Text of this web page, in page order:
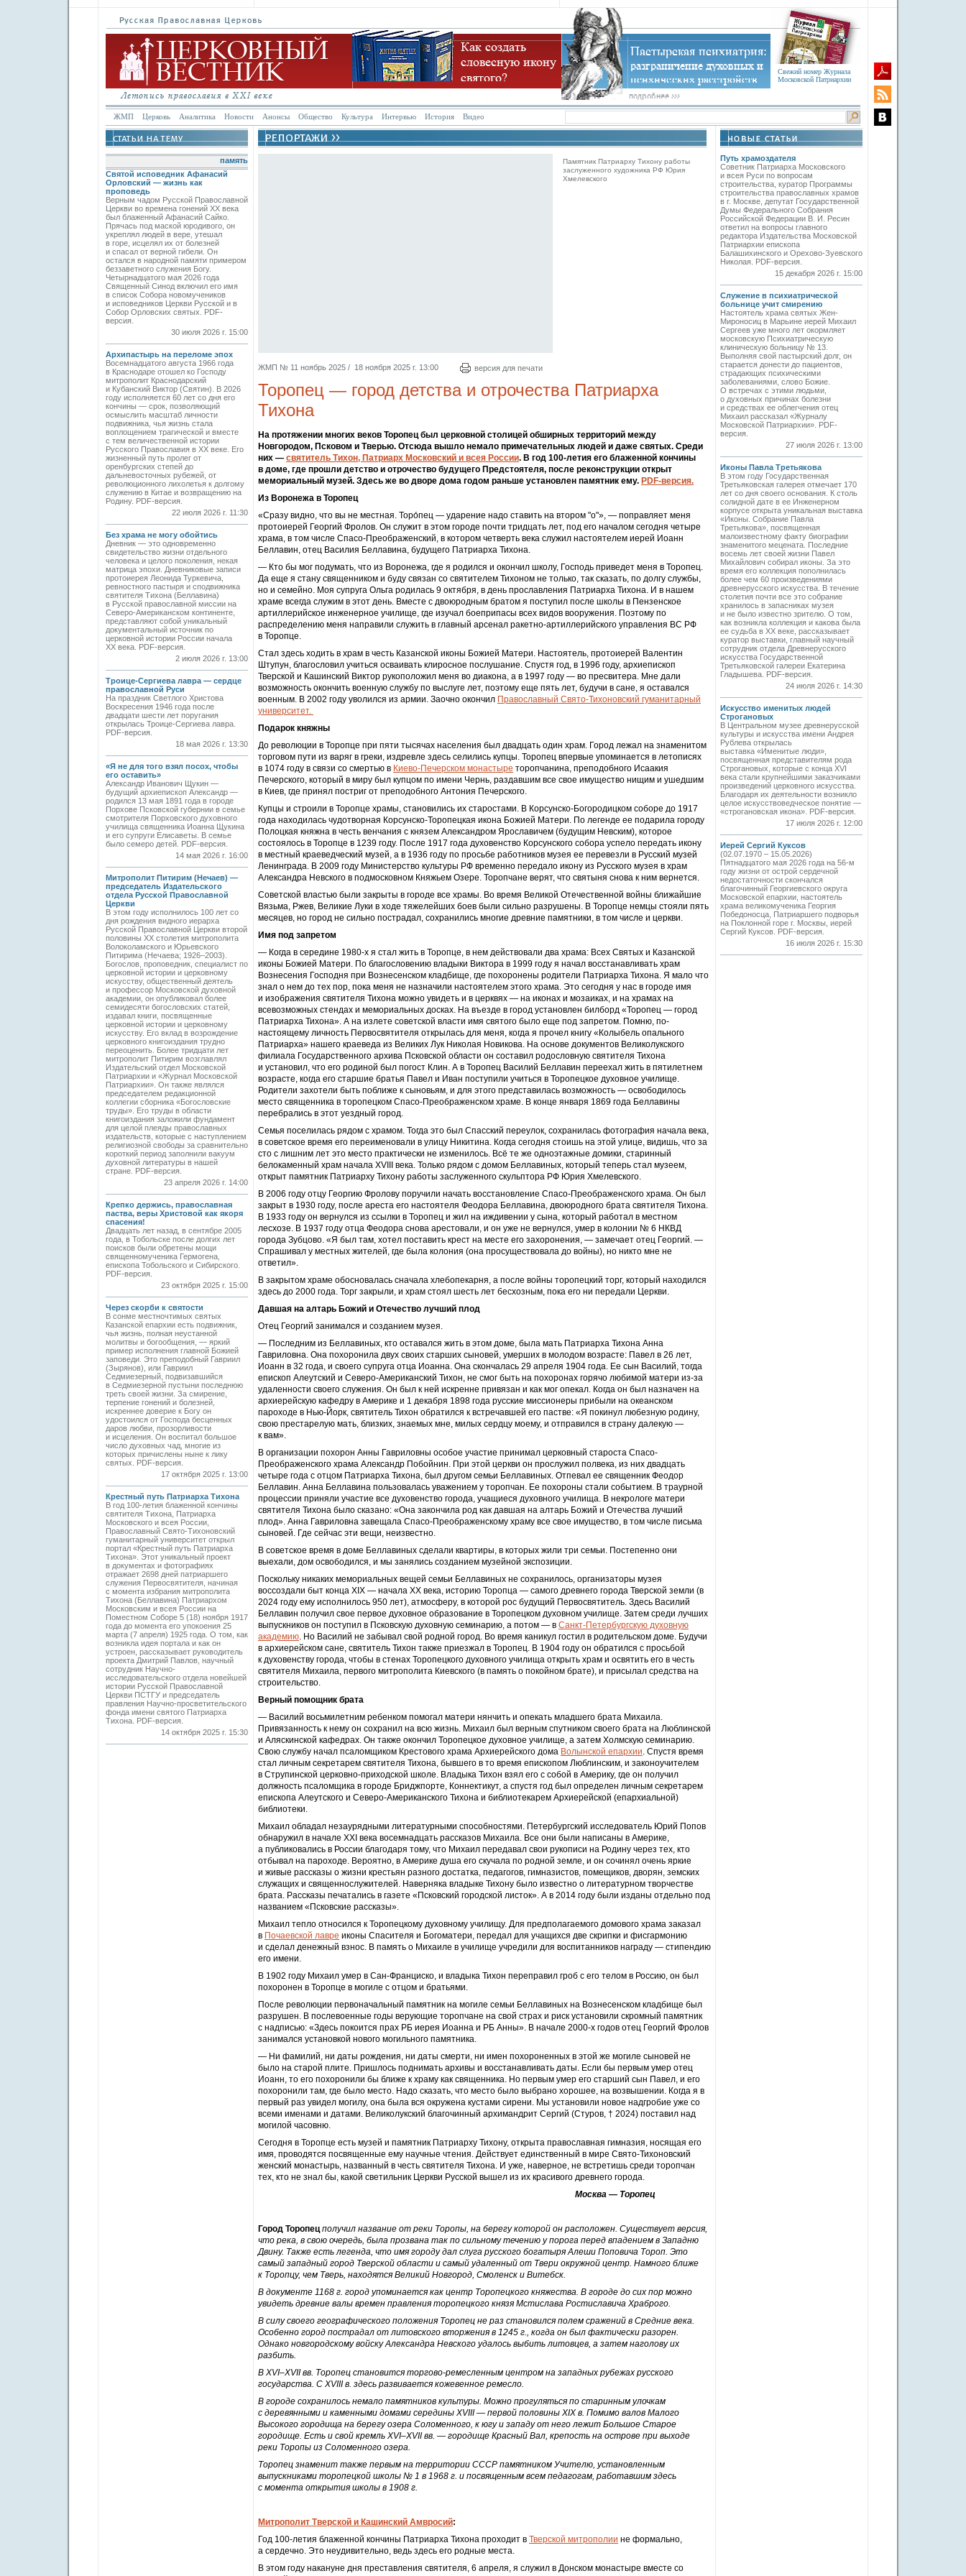
Свежий номер Журнала
Московской Патриархии
ЖМП Церковь Аналитика Новости Анонсы Общество Культура Интервью История Видео
память
Святой исповедник Афанасий
Орловский — жизнь как
проповедь
Верным чадом Русской Православной
Церкви во времена гонений XX века
был блаженный Афанасий Сайко.
Прячась под маской юродивого, он
укреплял людей в вере, утешал
в горе, исцелял их от болезней
и спасал от верной гибели. Он
остался в народной памяти примером
беззаветного служения Богу.
Четырнадцатого мая 2026 года
Священный Синод включил его имя
в список Собора новомучеников
и исповедников Церкви Русской и в
Собор Орловских святых. PDF-
версия.
30 июля 2026 г. 15:00
Архипастырь на переломе эпох
Восемнадцатого августа 1966 года
в Краснодаре отошел ко Господу
митрополит Краснодарский
и Кубанский Виктор (Святин). В 2026
году исполняется 60 лет со дня его
кончины — срок, позволяющий
осмыслить масштаб личности
подвижника, чья жизнь стала
воплощением трагической и вместе
с тем величественной истории
Русского Православия в XX веке. Его
жизненный путь пролег от
оренбургских степей до
дальневосточных рубежей, от
революционного лихолетья к долгому
служению в Китае и возвращению на
Родину. PDF-версия.
22 июля 2026 г. 11:30
Без храма не могу обойтись
Дневник — это одновременно
свидетельство жизни отдельного
человека и целого поколения, некая
матрица эпохи. Дневниковые записи
протоиерея Леонида Туркевича,
ревностного пастыря и сподвижника
святителя Тихона (Беллавина)
в Русской православной миссии на
Северо-Американском континенте,
представляют собой уникальный
документальный источник по
церковной истории России начала
ХХ века. PDF-версия.
2 июля 2026 г. 13:00
Троице-Сергиева лавра — сердце
православной Руси
На праздник Светлого Христова
Воскресения 1946 года после
двадцати шести лет поругания
открылась Троице-Сергиева лавра.
PDF-версия.
18 мая 2026 г. 13:30
«Я не для того взял посох, чтобы
его оставить»
Александр Иванович Щукин —
будущий архиепископ Александр —
родился 13 мая 1891 года в городе
Порхове Псковской губернии в семье
смотрителя Порховского духовного
училища священника Иоанна Щукина
и его супруги Елисаветы. В семье
было семеро детей. PDF-версия.
14 мая 2026 г. 16:00
Митрополит Питирим (Нечаев) —
председатель Издательского
отдела Русской Православной
Церкви
В этом году исполнилось 100 лет со
дня рождения видного иерарха
Русской Православной Церкви второй
половины XX столетия митрополита
Волоколамского и Юрьевского
Питирима (Нечаева; 1926–2003).
Богослов, проповедник, специалист по
церковной истории и церковному
искусству, общественный деятель
и профессор Московской духовной
академии, он опубликовал более
семидесяти богословских статей,
издавал книги, посвященные
церковной истории и церковному
искусству. Его вклад в возрождение
церковного книгоиздания трудно
переоценить. Более тридцати лет
митрополит Питирим возглавлял
Издательский отдел Московской
Патриархии и «Журнал Московской
Патриархии». Он также являлся
председателем редакционной
коллегии сборника «Богословские
труды». Его труды в области
книгоиздания заложили фундамент
для целой плеяды православных
издательств, которые с наступлением
религиозной свободы за сравнительно
короткий период заполнили вакуум
духовной литературы в нашей
стране. PDF-версия.
23 апреля 2026 г. 14:00
Крепко держись, православная
паства, веры Христовой как якоря
спасения!
Двадцать лет назад, в сентябре 2005
года, в Тобольске после долгих лет
поисков были обретены мощи
священномученика Гермогена,
епископа Тобольского и Сибирского.
PDF-версия.
23 октября 2025 г. 15:00
Через скорби к святости
В сонме местночтимых святых
Казанской епархии есть подвижник,
чья жизнь, полная неустанной
молитвы и богообщения, — яркий
пример исполнения главной Божией
заповеди. Это преподобный Гавриил
(Зырянов), или Гавриил
Седмиезерный, подвизавшийся
в Седмиезерной пустыни последнюю
треть своей жизни. За смирение,
терпение гонений и болезней,
искреннее доверие к Богу он
удостоился от Господа бесценных
даров любви, прозорливости
и исцеления. Он воспитал большое
число духовных чад, многие из
которых причислены ныне к лику
святых. PDF-версия.
17 октября 2025 г. 13:00
Крестный путь Патриарха Тихона
В год 100-летия блаженной кончины
святителя Тихона, Патриарха
Московского и всея России,
Православный Свято-Тихоновский
гуманитарный университет открыл
портал «Крестный путь Патриарха
Тихона». Этот уникальный проект
в документах и фотографиях
отражает 2698 дней патриаршего
служения Первосвятителя, начиная
с момента избрания митрополита
Тихона (Беллавина) Патриархом
Московским и всея России на
Поместном Соборе 5 (18) ноября 1917
года до момента его упокоения 25
марта (7 апреля) 1925 года. О том, как
возникла идея портала и как он
устроен, рассказывает руководитель
проекта Дмитрий Павлов, научный
сотрудник Научно-
исследовательского отдела новейшей
истории Русской Православной
Церкви ПСТГУ и председатель
правления Научно-просветительского
фонда имени святого Патриарха
Тихона. PDF-версия.
14 октября 2025 г. 15:30
Памятник Патриарху Тихону работы
заслуженного художника РФ Юрия
Хмелевского
ЖМП № 11 ноябрь 2025 / 18 ноября 2025 г. 13:00 версия для печати
Торопец — город детства и отрочества Патриарха
Тихона
На протяжении многих веков Торопец был церковной столицей обширных территорий между
Новгородом, Псковом и Тверью. Отсюда вышло немало примечательных людей и даже святых. Среди
них — святитель Тихон, Патриарх Московский и всея России. В год 100-летия его блаженной кончины
в доме, где прошли детство и отрочество будущего Предстоятеля, после реконструкции открыт
мемориальный музей. Здесь же во дворе дома годом раньше установлен памятник ему. PDF-версия.
Из Воронежа в Торопец
«Сразу видно, что вы не местная. Торо́пец — ударение надо ставить на втором "о"», — поправляет меня
протоиерей Георгий Фролов. Он служит в этом городе почти тридцать лет, под его началом сегодня четыре
храма, в том числе Спасо-Преображенский, в котором четверть века служил настоятелем иерей Иоанн
Беллавин, отец Василия Беллавина, будущего Патриарха Тихона.
— Кто бы мог подумать, что из Воронежа, где я родился и окончил школу, Господь приведет меня в Торопец.
Да еще я стану священником и буду связан со святителем Тихоном не только, так сказать, по долгу службы,
но и семейно. Моя супруга Ольга родилась 9 октября, в день прославления Патриарха Тихона. И в нашем
храме всегда служим в этот день. Вместе с двоюродным братом я поступил после школы в Пензенское
артиллерийское инженерное училище, где изучал боеприпасы всех видов вооружения. Поэтому по
распределению меня направили служить в главный арсенал ракетно-артиллерийского управления ВС РФ
в Торопце.
Стал здесь ходить в храм в честь Казанской иконы Божией Матери. Настоятель, протоиерей Валентин
Штупун, благословил учиться осваивать клиросное послушание. Спустя год, в 1996 году, архиепископ
Тверской и Кашинский Виктор рукоположил меня во диакона, а в 1997 году — во пресвитера. Мне дали
возможность окончить военную службу по выслуге лет, поэтому еще пять лет, будучи в сане, я оставался
военным. В 2002 году уволился из армии. Заочно окончил Православный Свято-Тихоновский гуманитарный
университет.
Подарок княжны
До революции в Торопце при пяти тысячах населения был двадцать один храм. Город лежал на знаменитом
торговом пути из варяг в греки, издревле здесь селились купцы. Торопец впервые упоминается в летописях
в 1074 году в связи со смертью в Киево-Печерском монастыре торопчанина, преподобного Исаакия
Печерского, который в миру был купцом по имени Чернь, раздавшим все свое имущество нищим и ушедшим
в Киев, где принял постриг от преподобного Антония Печерского.
Купцы и строили в Торопце храмы, становились их старостами. В Корсунско-Богородицком соборе до 1917
года находилась чудотворная Корсунско-Торопецкая икона Божией Матери. По легенде ее подарила городу
Полоцкая княжна в честь венчания с князем Александром Ярославичем (будущим Невским), которое
состоялось в Торопце в 1239 году. После 1917 года духовенство Корсунского собора успело передать икону
в местный краеведческий музей, а в 1936 году по просьбе работников музея ее перевезли в Русский музей
Ленинграда. В 2009 году Министерство культуры РФ временно передало икону из Русского музея в храм
Александра Невского в подмосковном Княжьем Озере. Торопчане верят, что святыня снова к ним вернется.
Советской властью были закрыты в городе все храмы. Во время Великой Отечественной войны ближайшие
Вязьма, Ржев, Великие Луки в ходе тяжелейших боев были сильно разрушены. В Торопце немцы стояли пять
месяцев, но город не сильно пострадал, сохранились многие древние памятники, в том числе и церкви.
Имя под запретом
— Когда в середине 1980-х я стал жить в Торопце, в нем действовали два храма: Всех Святых и Казанской
иконы Божией Матери. По благословению владыки Виктора в 1999 году я начал восстанавливать храм
Вознесения Господня при Вознесенском кладбище, где похоронены родители Патриарха Тихона. Я мало что
знал о нем до тех пор, пока меня не назначили настоятелем этого храма. Это сегодня у нас в городе имя
и изображения святителя Тихона можно увидеть и в церквях — на иконах и мозаиках, и на храмах на
всевозможных стендах и мемориальных досках. На въезде в город установлен билборд «Торопец — город
Патриарха Тихона». А на излете советской власти имя святого было еще под запретом. Помню, по-
настоящему личность Первосвятителя открылась для меня, когда я прочел книгу «Колыбель опального
Патриарха» нашего краеведа из Великих Лук Николая Новикова. На основе документов Великолукского
филиала Государственного архива Псковской области он составил родословную святителя Тихона
и установил, что его родиной был погост Клин. А в Торопец Василий Беллавин переехал жить в пятилетнем
возрасте, когда его старшие братья Павел и Иван поступили учиться в Торопецкое духовное училище.
Родители захотели быть поближе к сыновьям, и для этого представилась возможность — освободилось
место священника в торопецком Спасо-Преображенском храме. В конце января 1869 года Беллавины
перебрались в этот уездный город.
Семья поселилась рядом с храмом. Тогда это был Спасский переулок, сохранилась фотография начала века,
в советское время его переименовали в улицу Никитина. Когда сегодня стоишь на этой улице, видишь, что за
сто с лишним лет это место практически не изменилось. Всё те же одноэтажные домики, старинный
белокаменный храм начала XVIII века. Только рядом с домом Беллавиных, который теперь стал музеем,
открыт памятник Патриарху Тихону работы заслуженного скульптора РФ Юрия Хмелевского.
В 2006 году отцу Георгию Фролову поручили начать восстановление Спасо-Преображенского храма. Он был
закрыт в 1930 году, после ареста его настоятеля Феодора Беллавина, двоюродного брата святителя Тихона.
В 1933 году он вернулся из ссылки в Торопец и жил на иждивении у сына, который работал в местном
лесхозе. В 1937 году отца Феодора снова арестовали, и он уже не вернулся, умер в колонии № 6 НКВД
города Зубцово. «Я был там, хотел поставить крест на месте его захоронения, — замечает отец Георгий. —
Спрашивал у местных жителей, где была колония (она просуществовала до войны), но никто мне не
ответил».
В закрытом храме обосновалась сначала хлебопекарня, а после войны торопецкий торг, который находился
здесь до 2000 года. Торг закрыли, и храм стоял шесть лет бесхозным, пока его ни передали Церкви.
Давшая на алтарь Божий и Отечество лучший плод
Отец Георгий занимался и созданием музея.
— Последним из Беллавиных, кто оставался жить в этом доме, была мать Патриарха Тихона Анна
Гавриловна. Она похоронила двух своих старших сыновей, умерших в молодом возрасте: Павел в 26 лет,
Иоанн в 32 года, и своего супруга отца Иоанна. Она скончалась 29 апреля 1904 года. Ее сын Василий, тогда
епископ Алеутский и Северо-Американский Тихон, не смог быть на похоронах горячо любимой матери из-за
удаленности своего служения. Он был к ней искренне привязан и как мог опекал. Когда он был назначен на
архиерейскую кафедру в Америке и 1 декабря 1898 года русские миссионеры прибыли на океанском
пароходе в Нью-Йорк, святитель Тихон обратился к встречавшей его пастве: «Я покинул любезную родину,
свою престарелую мать, близких, знаемых мне, милых сердцу моему, и отправился в страну далекую —
к вам».
В организации похорон Анны Гавриловны особое участие принимал церковный староста Спасо-
Преображенского храма Александр Побойнин. При этой церкви он прослужил полвека, из них двадцать
четыре года с отцом Патриарха Тихона, был другом семьи Беллавиных. Отпевал ее священник Феодор
Беллавин. Анна Беллавина пользовалась уважением у торопчан. Ее похороны стали событием. В траурной
процессии приняли участие все духовенство города, учащиеся духовного училища. В некрологе матери
святителя Тихона было сказано: «Она закончила род как давшая на алтарь Божий и Отечества лучший
плод». Анна Гавриловна завещала Спасо-Преображенскому храму все свое имущество, в том числе письма
сыновей. Где сейчас эти вещи, неизвестно.
В советское время в доме Беллавиных сделали квартиры, в которых жили три семьи. Постепенно они
выехали, дом освободился, и мы занялись созданием музейной экспозиции.
Поскольку никаких мемориальных вещей семьи Беллавиных не сохранилось, организаторы музея
воссоздали быт конца ХIХ — начала ХХ века, историю Торопца — самого древнего города Тверской земли (в
2024 году ему исполнилось 950 лет), атмосферу, в которой рос будущий Первосвятитель. Здесь Василий
Беллавин получил свое первое духовное образование в Торопецком духовном училище. Затем среди лучших
выпускников он поступил в Псковскую духовную семинарию, а потом — в Санкт-Петербургскую духовную
академию. Но Василий не забывал свой родной город. Во время каникул гостил в родительском доме. Будучи
в архиерейском сане, святитель Тихон также приезжал в Торопец. В 1904 году он обратился с просьбой
к духовенству города, чтобы в стенах Торопецкого духовного училища открыть храм и освятить его в честь
святителя Михаила, первого митрополита Киевского (в память о покойном брате), и присылал средства на
строительство.
Верный помощник брата
— Василий восьмилетним ребенком помогал матери нянчить и опекать младшего брата Михаила.
Привязанность к нему он сохранил на всю жизнь. Михаил был верным спутником своего брата на Люблинской
и Аляскинской кафедрах. Он также окончил Торопецкое духовное училище, а затем Холмскую семинарию.
Свою службу начал псаломщиком Крестового храма Архиерейского дома Волынской епархии. Спустя время
стал личным секретарем святителя Тихона, бывшего в то время епископом Люблинским, и законоучителем
в Струпинской церковно-приходской школе. Владыка Тихон взял его с собой в Америку, где он получил
должность псаломщика в городе Бриджпорте, Коннектикут, а спустя год был определен личным секретарем
епископа Алеутского и Северо-Американского Тихона и библиотекарем Архиерейской (епархиальной)
библиотеки.
Михаил обладал незаурядными литературными способностями. Петербургский исследователь Юрий Попов
обнаружил в начале ХХI века восемнадцать рассказов Михаила. Все они были написаны в Америке,
а публиковались в России благодаря тому, что Михаил передавал свои рукописи на Родину через тех, кто
отбывал на пароходе. Вероятно, в Америке душа его скучала по родной земле, и он сочинял очень яркие
и живые рассказы о жизни крестьян разного достатка, педагогов, гимназистов, помещиков, дворян, земских
служащих и священнослужителей. Наверняка владыке Тихону было известно о литературном творчестве
брата. Рассказы печатались в газете «Псковский городской листок». А в 2014 году были изданы отдельно под
названием «Псковские рассказы».
Михаил тепло относился к Торопецкому духовному училищу. Для предполагаемого домового храма заказал
в Почаевской лавре иконы Спасителя и Богоматери, передал для учащихся две скрипки и фисгармонию
и сделал денежный взнос. В память о Михаиле в училище учредили для воспитанников награду — стипендию
его имени.
В 1902 году Михаил умер в Сан-Франциско, и владыка Тихон переправил гроб с его телом в Россию, он был
похоронен в Торопце в могиле с отцом и братьями.
После революции первоначальный памятник на могиле семьи Беллавиных на Вознесенском кладбище был
разрушен. В послевоенные годы верующие торопчане на свой страх и риск установили скромный памятник
с надписью: «Здесь покоится прах РБ иерея Иоанна и РБ Анны». В начале 2000-х годов отец Георгий Фролов
занимался установкой нового могильного памятника.
— Ни фамилий, ни даты рождения, ни даты смерти, ни имен похороненных в этой же могиле сыновей не
было на старой плите. Пришлось поднимать архивы и восстанавливать даты. Если бы первым умер отец
Иоанн, то его похоронили бы ближе к храму как священника. Но первым умер его старший сын Павел, и его
похоронили там, где было место. Надо сказать, что место было выбрано хорошее, на возвышении. Когда я в
первый раз увидел могилу, она была вся окружена кустами сирени. Мы установили новое надгробие уже со
всеми именами и датами. Великолукский благочинный архимандрит Сергий (Стуров, † 2024) поставил над
могилой часовню.
Сегодня в Торопце есть музей и памятник Патриарху Тихону, открыта православная гимназия, носящая его
имя, проводятся посвященные ему научные чтения. Действует единственный в мире Свято-Тихоновский
женский монастырь, названный в честь святителя Тихона. И уже, наверное, не встретишь среди торопчан
тех, кто не знал бы, какой светильник Церкви Русской вышел из их красивого древнего города.
Москва — Торопец
Город Торопец получил название от реки Торопы, на берегу которой он расположен. Существует версия,
что река, в свою очередь, была прозвана так по сильному течению у порога перед впадением в Западню
Двину. Также есть легенда, что имя городу дал слуга русского богатыря Алеши Поповича Тороп. Это
самый западный город Тверской области и самый удаленный от Твери окружной центр. Намного ближе
к Торопцу, чем Тверь, находятся Великий Новгород, Смоленск и Витебск.
В документе 1168 г. город упоминается как центр Торопецкого княжества. В городе до сих пор можно
увидеть древние валы времен правления торопецкого князя Мстислава Ростиславича Храброго.
В силу своего географического положения Торопец не раз становился полем сражений в Средние века.
Особенно город пострадал от литовского вторжения в 1245 г., когда он был фактически разорен.
Однако новгородскому войску Александра Невского удалось выбить литовцев, а затем наголову их
разбить.
В XVI–XVIIвв. Торопец становится торгово-ремесленным центром на западных рубежах русского
государства. С XVIIIв. здесь развивается кожевенное ремесло.
В городе сохранилось немало памятников культуры. Можно прогуляться по старинным улочкам
с деревянными и каменными домами середины XVIII — первой половины XIX в. Помимо валов Малого
Высокого городища на берегу озера Соломенного, к югу и западу от него лежит Большое Старое
городище. Есть и свой кремль XVI–XVIIвв. — городище Красный Вал, крепость на острове при выходе
реки Торопы из Соломенного озера.
Торопец знаменит также первым на территории СССР памятником Учителю, установленным
выпускниками торопецкой школы № 1 в 1968 г. и посвященным всем педагогам, работавшим здесь
с момента открытия школы в 1908 г.
Митрополит Тверской и Кашинский Амвросий:
Год 100-летия блаженной кончины Патриарха Тихона проходит в Тверской митрополии не формально,
а сердечно. Это неудивительно, ведь здесь его родные места.
В этом году накануне дня преставления святителя, 6 апреля, я служил в Донском монастыре вместе со
Путь храмоздателя
Советник Патриарха Московского
и всея Руси по вопросам
строительства, куратор Программы
строительства православных храмов
в г. Москве, депутат Государственной
Думы Федерального Собрания
Российской Федерации В. И. Ресин
ответил на вопросы главного
редактора Издательства Московской
Патриархии епископа
Балашихинского и Орехово-Зуевского
Николая. PDF-версия.
15 декабря 2026 г. 15:00
Служение в психиатрической
больнице учит смирению
Настоятель храма святых Жен-
Мироносиц в Марьине иерей Михаил
Сергеев уже много лет окормляет
московскую Психиатрическую
клиническую больницу № 13.
Выполняя свой пастырский долг, он
старается донести до пациентов,
страдающих психическими
заболеваниями, слово Божие.
О встречах с этими людьми,
о духовных причинах болезни
и средствах ее облегчения отец
Михаил рассказал «Журналу
Московской Патриархии». PDF-
версия.
27 июля 2026 г. 13:00
Иконы Павла Третьякова
В этом году Государственная
Третьяковская галерея отмечает 170
лет со дня своего основания. К столь
солидной дате в ее Инженерном
корпусе открыта уникальная выставка
«Иконы. Собрание Павла
Третьякова», посвященная
малоизвестному факту биографии
знаменитого мецената. Последние
восемь лет своей жизни Павел
Михайлович собирал иконы. За это
время его коллекция пополнилась
более чем 60 произведениями
древнерусского искусства. В течение
столетия почти все это собрание
хранилось в запасниках музея
и не было известно зрителю. О том,
как возникла коллекция и какова была
ее судьба в ХХ веке, рассказывает
куратор выставки, главный научный
сотрудник отдела Древнерусского
искусства Государственной
Третьяковской галереи Екатерина
Гладышева. PDF-версия.
24 июля 2026 г. 14:30
Искусство именитых людей
Строгановых
В Центральном музее древнерусской
культуры и искусства имени Андрея
Рублева открылась
выставка «Именитые люди»,
посвященная представителям рода
Строгановых, которые с конца XVI
века стали крупнейшими заказчиками
произведений церковного искусства.
Благодаря их деятельности возникло
целое искусствоведческое понятие —
«строгановская икона». PDF-версия.
17 июля 2026 г. 12:00
Иерей Сергий Куксов
(02.07.1970 – 15.05.2026)
Пятнадцатого мая 2026 года на 56-м
году жизни от острой сердечной
недостаточности скончался
благочинный Георгиевского округа
Московской епархии, настоятель
храма великомученика Георгия
Победоносца, Патриаршего подворья
на Поклонной горе г. Москвы, иерей
Сергий Куксов. PDF-версия.
16 июля 2026 г. 15:30